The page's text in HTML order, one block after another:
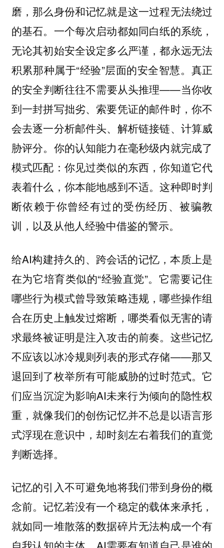
磨，那么身份和记忆就是这一过程无法绕过
的基石。一个每次启动都如同白纸的系统，
无论其初始安全设定多么严谨，都永远无法
积累那种属于“经验”层面的安全智慧。真正
的安全判断往往不需要从头推理——当你收
到一封拼写拙劣、索要凭证的邮件时，你不
会去逐一分析邮件头、解析链接链、计算威
胁评分。你的认知能力在毫秒级内就完成了
模式匹配：你见过类似的东西，你知道它代
表着什么，你本能地感到不适。这种即时判
断依赖于你曾经有过的受伤经历、被骗教
训，以及从他人经验中借鉴的警示。
给AI构建持久的、跨会话的记忆，本质上是
在为它培育类似的“经验直觉”。它需要记住
哪些行为模式曾导致策略违规，哪些操作组
合在历史上触发过熔断，哪类看似无害的请
求最终被证明是注入攻击的前奏。这些记忆
不应该以冰冷规则列表的形式存储——那又
退回到了枚举所有可能威胁的过时范式。它
们应当沉淀为影响AI未来行为倾向的隐性权
重，就像我们的创伤记忆并不总是以语言形
式浮现在意识中，却时刻左右着我们的直觉
判断选择。
记忆的引入不可避免地将我们带到身份的概
念前。记忆若没有一个稳定的载体来承托，
就如同一堆散落的数据碎片无法构成一个有